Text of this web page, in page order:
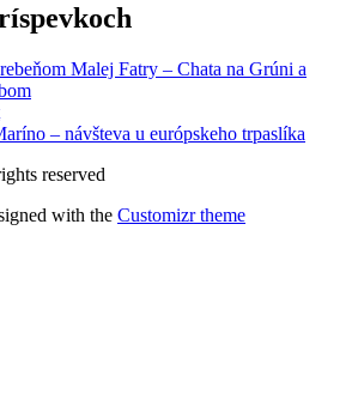
Malej Fatry – Chata na Grúni a
– návšteva u európskeho trpaslíka
reserved
with the Customizr theme